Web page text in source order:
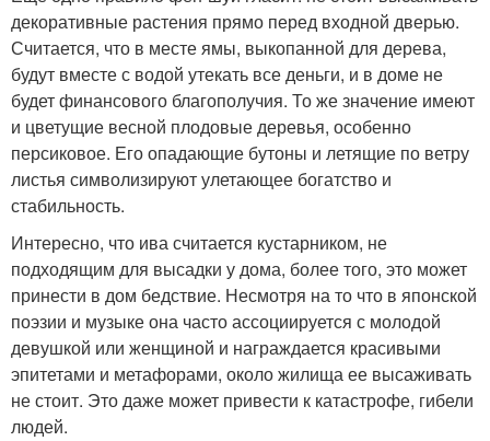
декоративные растения прямо перед входной дверью.
Считается, что в месте ямы, выкопанной для дерева,
будут вместе с водой утекать все деньги, и в доме не
будет финансового благополучия. То же значение имеют
и цветущие весной плодовые деревья, особенно
персиковое. Его опадающие бутоны и летящие по ветру
листья символизируют улетающее богатство и
стабильность.
Интересно, что ива считается кустарником, не
подходящим для высадки у дома, более того, это может
принести в дом бедствие. Несмотря на то что в японской
поэзии и музыке она часто ассоциируется с молодой
девушкой или женщиной и награждается красивыми
эпитетами и метафорами, около жилища ее высаживать
не стоит. Это даже может привести к катастрофе, гибели
людей.